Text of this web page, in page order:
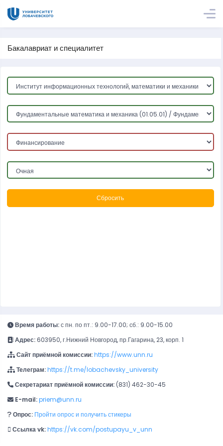
Бакалавриат и специалитет
Сбросить
Время работы:с пн. по пт.: 9.00-17.00; сб.: 9.00-15.00
Адрес:603950, г.Нижний Новгород, пр.Гагарина, 23, корп. 1
Сайт приёмной комиссии:https://www.unn.ru
Телеграм:https://t.me/lobachevsky_university
Секретариат приёмной комиссии: (831) 462-30-45
E-mail:priem@unn.ru
Опрос: Пройти опрос и получить стикеры
Ссылка vk:https://vk.com/postupayu_v_unn